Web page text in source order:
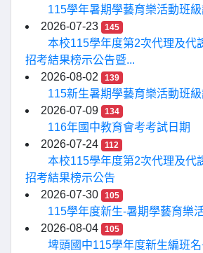
115學年暑期學藝育樂活動班
2026-07-23
145
本校115學年度第2次代理及代
招考結果榜示公告暨...
2026-08-02
139
115新生暑期學藝育樂活動班
2026-07-09
134
116年國中教育會考考試日期
2026-07-24
112
本校115學年度第2次代理及代
招考結果榜示公告
2026-07-30
105
115學年度新生-暑期學藝育樂
2026-08-04
105
埤頭國中115學年度新生編班